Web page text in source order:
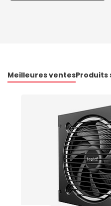
Meilleures ventesProduits